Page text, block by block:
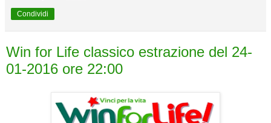
Condividi
Win for Life classico estrazione del 24-
01-2016 ore 22:00